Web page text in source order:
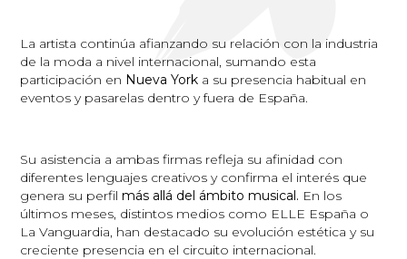
La artista continúa afianzando su relación con la industria
de la moda a nivel internacional, sumando esta
participación en Nueva York a su presencia habitual en
eventos y pasarelas dentro y fuera de España.
Su asistencia a ambas firmas refleja su afinidad con
diferentes lenguajes creativos y confirma el interés que
genera su perfil más allá del ámbito musical. En los
últimos meses, distintos medios como ELLE España o
La Vanguardia, han destacado su evolución estética y su
creciente presencia en el circuito internacional.